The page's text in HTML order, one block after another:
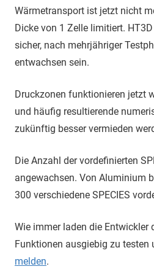
Wärmetransport ist jetzt nicht
Dicke von 1 Zelle limitiert.
sicher, nach mehrjähriger
entwachsen sein.
Druckzonen funktionieren jetzt
und häufig resultierende
zukünftig besser vermieden
Die Anzahl der vordefinierten
angewachsen. Von Aluminium
300 verschiedene SPECIES
Wie immer laden die Entwickler
Funktionen ausgiebig zu testen
melden.